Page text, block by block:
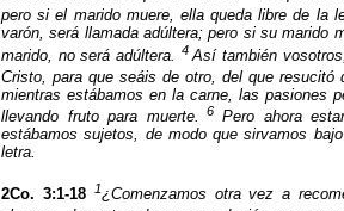
pero si el marido muere, ella queda libre de la
varón, será llamada adúltera; pero si su marido
marido, no será adúltera.
4 Así también
Cristo, para que seáis de otro, del que
mientras estábamos en la carne, las pasiones
llevando fruto para muerte.
6 Pero ahora
estábamos sujetos, de modo que sirvamos
letra.
2Co. 3:1-18 1¿Comenzamos otra vez a